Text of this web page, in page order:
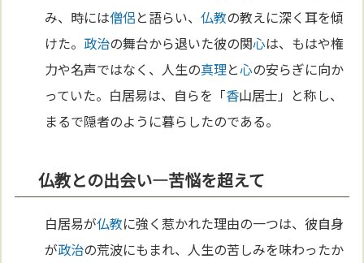
み、時には僧侶と語らい、仏教の教えに深く耳を傾
けた。 政治の舞台から退いた彼の関心は、もはや権
力や名声ではなく、人生の真理と心の安らぎに向か
っていた。白居易は、自らを「香山居士」と称し、
まるで隠者のように暮らしたのである。
仏教との出会い—苦悩を超えて
白居易が仏教に強く惹かれた理由の一つは、彼自身
が政治の荒波にもまれ、人生の苦しみを味わったか